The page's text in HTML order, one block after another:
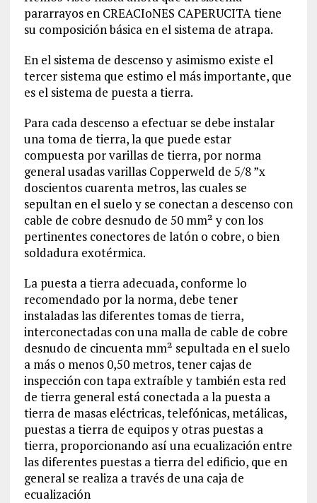
pararrayos en CREACIoNES CAPERUCITA tiene
su composición básica en el sistema de atrapa.
En el sistema de descenso y asimismo existe el
tercer sistema que estimo el más importante, que
es el sistema de puesta a tierra.
Para cada descenso a efectuar se debe instalar
una toma de tierra, la que puede estar
compuesta por varillas de tierra, por norma
general usadas varillas Copperweld de 5/8 ”x
doscientos cuarenta metros, las cuales se
sepultan en el suelo y se conectan a descenso con
cable de cobre desnudo de 50 mm² y con los
pertinentes conectores de latón o cobre, o bien
soldadura exotérmica.
La puesta a tierra adecuada, conforme lo
recomendado por la norma, debe tener
instaladas las diferentes tomas de tierra,
interconectadas con una malla de cable de cobre
desnudo de cincuenta mm² sepultada en el suelo
a más o menos 0,50 metros, tener cajas de
inspección con tapa extraíble y también esta red
de tierra general está conectada a la puesta a
tierra de masas eléctricas, telefónicas, metálicas,
puestas a tierra de equipos y otras puestas a
tierra, proporcionando así una ecualización entre
las diferentes puestas a tierra del edificio, que en
general se realiza a través de una caja de
ecualización